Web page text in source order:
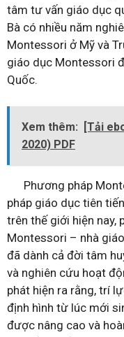
tâm tư vấn giáo dục
Bà có nhiều năm
Montessori ở Mỹ và
giáo dục Montessori
Quốc.
Xem thêm:
[Tải
2020) PDF
Phương pháp
pháp giáo dục tiên
trên thế giới hiện nay,
Montessori – nhà
đã dành cả đời tâm
và nghiên cứu hoạt
phát hiện ra rằng, trí
định hình từ lúc mới
được nâng cao và